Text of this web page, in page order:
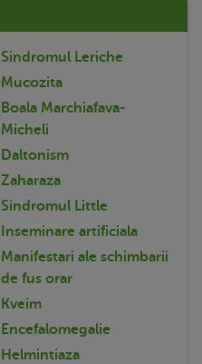
Sindromul Leriche
Mucozita
Boala Marchiafava-
Micheli
Daltonism
Zaharaza
Sindromul Little
Inseminare artificiala
Manifestari ale schimbarii
de fus orar
Kveim
Encefalomegalie
Helmintiaza